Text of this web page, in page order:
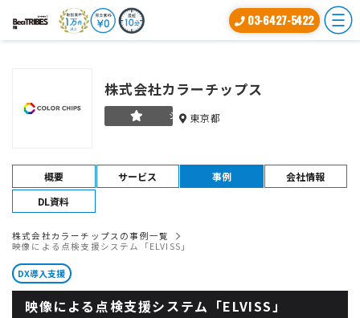
03-6427-5422
株式会社カラーチップス
シルバー
東京都
概要 サービス 事例
会社情報
DL資料
株式会社カラーチップスの事例一覧
映像による点検支援システム「ELVISS」
DX導入支援
映像による点検支援システム「ELVISS」